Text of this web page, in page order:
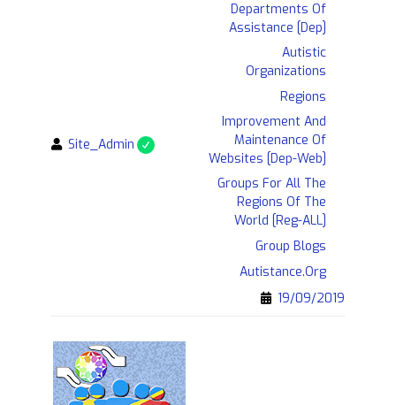
WEBSITE
IMPROVEMENTS
BUDDYPRESS,
By Site_Admin
Departments Of
Assistance [Dep]
Autistic
Organizations
Regions
Improvement And
Maintenance Of
Websites [Dep-Web]
Groups For All The
Regions Of The
World [Reg-ALL]
Group Blogs
Autistance.org
19/09/2019